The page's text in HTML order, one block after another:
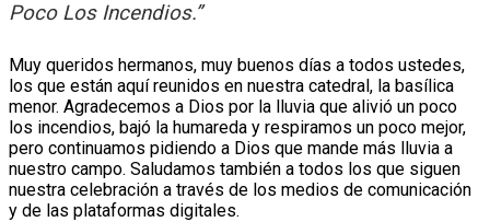
Poco Los Incendios.”
Muy queridos hermanos, muy buenos días a todos ustedes,
los que están aquí reunidos en nuestra catedral, la basílica
menor. Agradecemos a Dios por la lluvia que alivió un poco
los incendios, bajó la humareda y respiramos un poco mejor,
pero continuamos pidiendo a Dios que mande más lluvia a
nuestro campo. Saludamos también a todos los que siguen
nuestra celebración a través de los medios de comunicación
y de las plataformas digitales.